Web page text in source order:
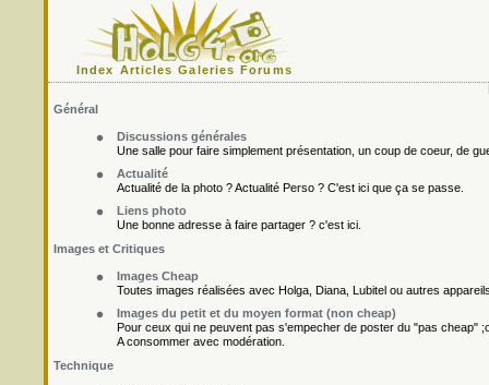
Index Articles Galeries Forums
Général
Discussions générales
Une salle pour faire simplement présentation, un coup de coeur, de
Actualité
Actualité de la photo ? Actualité Perso ? C'est ici que ça se passe.
Liens photo
Une bonne adresse à faire partager ? c'est ici.
Images et Critiques
Images Cheap
Toutes images réalisées avec Holga, Diana, Lubitel ou autres
Images du petit et du moyen format (non cheap)
Pour ceux qui ne peuvent pas s'empecher de poster du "pas cheap"
A consommer avec modération.
Technique